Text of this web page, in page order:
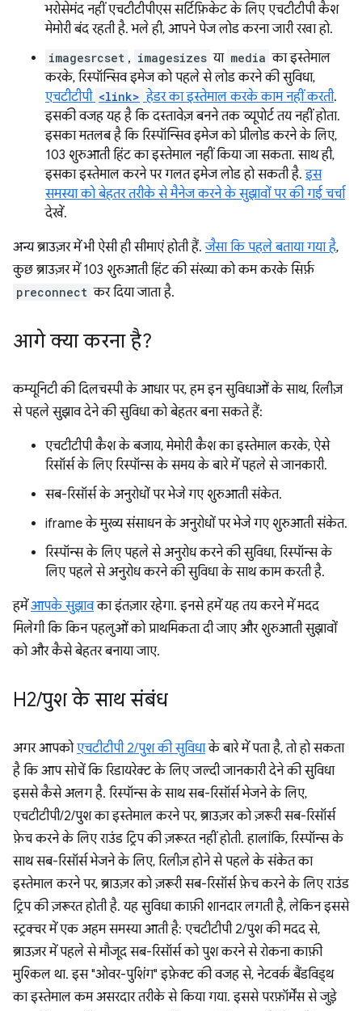
भरोसेमंद नहीं एचटीटीपीएस सर्टिफ़िकेट के लिए एचटीटीपी कैश
मेमोरी बंद रहती है. भले ही, आपने पेज लोड करना जारी रखा हो.
imagesrcset , imagesizes या media का इस्तेमाल
करके, रिस्पॉन्सिव इमेज को पहले से लोड करने की सुविधा,
एचटीटीपी <link> हेडर का इस्तेमाल करके काम नहीं करती.
इसकी वजह यह है कि दस्तावेज़ बनने तक व्यूपोर्ट तय नहीं होता.
इसका मतलब है कि रिस्पॉन्सिव इमेज को प्रीलोड करने के लिए,
103 शुरुआती हिंट का इस्तेमाल नहीं किया जा सकता. साथ ही,
इसका इस्तेमाल करने पर गलत इमेज लोड हो सकती है.इस
समस्या को बेहतर तरीके से मैनेज करने के सुझावों पर की गई चर्चा
देखें.
अन्य ब्राउज़र में भी ऐसी ही सीमाएं होती हैं.जैसा कि पहले बताया गया है,
कुछ ब्राउज़र में 103 शुरुआती हिंट की संख्या को कम करके सिर्फ़
preconnect कर दिया जाता है.
आगे क्या करना है?
कम्यूनिटी की दिलचस्पी के आधार पर, हम इन सुविधाओं के साथ, रिलीज़
से पहले सुझाव देने की सुविधा को बेहतर बना सकते हैं:
एचटीटीपी कैश के बजाय, मेमोरी कैश का इस्तेमाल करके, ऐसे
रिसॉर्स के लिए रिस्पॉन्स के समय के बारे में पहले से जानकारी.
सब-रिसॉर्स के अनुरोधों पर भेजे गए शुरुआती संकेत.
iframe के मुख्य संसाधन के अनुरोधों पर भेजे गए शुरुआती संकेत.
रिस्पॉन्स के लिए पहले से अनुरोध करने की सुविधा, रिस्पॉन्स के
लिए पहले से अनुरोध करने की सुविधा के साथ काम करती है.
हमेंआपके सुझावका इंतज़ार रहेगा. इनसे हमें यह तय करने में मदद
मिलेगी कि किन पहलुओं को प्राथमिकता दी जाए और शुरुआती सुझावों
को और कैसे बेहतर बनाया जाए.
H2/पुश के साथ संबंध
अगर आपकोएचटीटीपी 2/पुश की सुविधाके बारे में पता है, तो हो सकता
है कि आप सोचें कि रिडायरेक्ट के लिए जल्दी जानकारी देने की सुविधा
इससे कैसे अलग है. रिस्पॉन्स के साथ सब-रिसॉर्स भेजने के लिए,
एचटीटीपी/2/पुश का इस्तेमाल करने पर, ब्राउज़र को ज़रूरी सब-रिसॉर्स
फ़ेच करने के लिए राउंड ट्रिप की ज़रूरत नहीं होती. हालांकि, रिस्पॉन्स के
साथ सब-रिसॉर्स भेजने के लिए, रिलीज़ होने से पहले के संकेत का
इस्तेमाल करने पर, ब्राउज़र को ज़रूरी सब-रिसॉर्स फ़ेच करने के लिए राउंड
ट्रिप की ज़रूरत होती है. यह सुविधा काफ़ी शानदार लगती है, लेकिन इससे
स्ट्रक्चर में एक अहम समस्या आती है: एचटीटीपी 2/पुश की मदद से,
ब्राउज़र में पहले से मौजूद सब-रिसॉर्स को पुश करने से रोकना काफ़ी
मुश्किल था. इस "ओवर-पुशिंग" इफ़ेक्ट की वजह से, नेटवर्क बैंडविड्थ
का इस्तेमाल कम असरदार तरीके से किया गया. इससे परफ़ॉर्मेंस से जुड़े